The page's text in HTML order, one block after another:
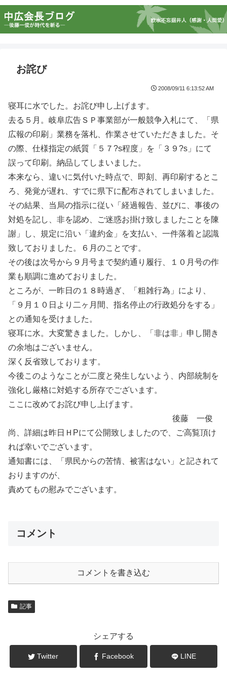
お詫び
2008/09/11 6:13:52 AM
寝耳に水でした。お詫び申し上げます。
去る５月。岐阜広告ＳＰ事業部が一般競争入札にて、「県
広報の印刷」業務を落札、作業させていただきました。そ
の際、仕様指定の紙質「５７?s程度」を「３９?s」にて
誤って印刷。納品してしまいました。
本来なら、違いに気付いた時点で、即刻、再印刷するとこ
ろ、発覚が遅れ、すでに県下に配布されてしまいました。
その結果、当局の指示に従い「経過報告、並びに、事後の
対処を記し、非を認め、ご迷惑お掛け致しましたことを陳
謝」し、規定に沿い「違約金」を支払い、一件落着と認識
致しておりました。６月のことです。
その後は次号から９月号まで契約通り履行、１０月号の作
業も順調に進めておりました。
ところが、一昨日の１８時過ぎ、「粗雑行為」により、
「９月１０日より二ヶ月間、指名停止の行政処分をする」
との通知を受けました。
寝耳に水。大変驚きました。しかし、「非は非」申し開き
の余地はございません。
深く反省致しております。
今後このようなことが二度と発生しないよう、内部統制を
強化し厳格に対処する所存でございます。
ここに改めてお詫び申し上げます。
後藤 一俊
尚、詳細は昨日ＨPにて公開致しましたので、ご高覧頂け
れば幸いでございます。
通知書には、「県民からの苦情、被害はない」と記されて
おりますのが、
責めてもの慰みでございます。
コメント
コメントを書き込む
記事
シェアする
Twitter Facebook LINE